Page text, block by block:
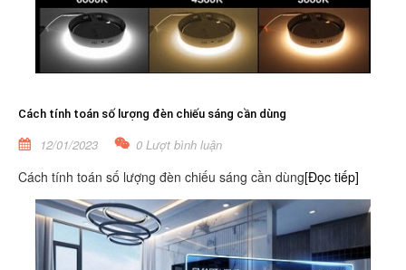
Cách tính toán số lượng đèn chiếu sáng cần dùng
12/01/2023 0 Lượt bình luận
Cách tính toán số lượng đèn chiếu sáng cần dùng[Đọc tiếp]